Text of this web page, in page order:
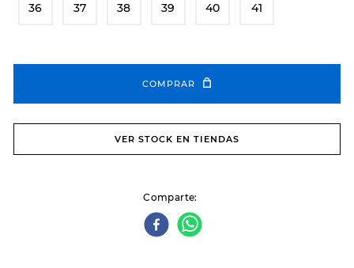
36 37 38 39 40 41
COMPRAR
VER STOCK EN TIENDAS
Comparte